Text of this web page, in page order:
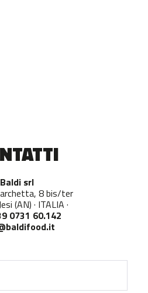
Baldi srl
8 bis/ter
(AN) · ITALIA ·
0731 60.142